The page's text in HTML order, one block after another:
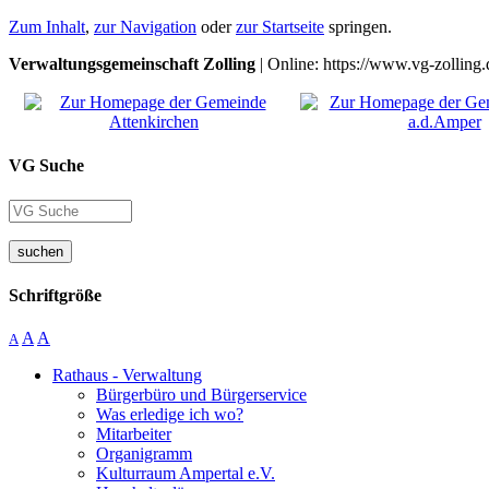
Zum Inhalt, zur Navigation oderzur Startseite springen.
Verwaltungsgemeinschaft Zolling | Online: https://www.vg-
VG Suche
suchen
Schriftgröße
A A A
Rathaus - Verwaltung
Bürgerbüro und Bürgerservice
Was erledige ich wo?
Mitarbeiter
Organigramm
Kulturraum Ampertal e.V.